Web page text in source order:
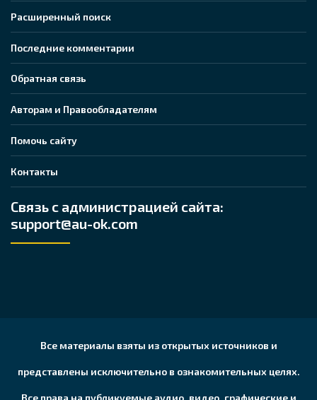
Расширенный поиск
Последние комментарии
Обратная связь
Авторам и Правообладателям
Помочь сайту
Контакты
Связь с администрацией сайта:
support@au-ok.com
Все материалы взяты из открытых источников и
представлены исключительно в ознакомительных целях.